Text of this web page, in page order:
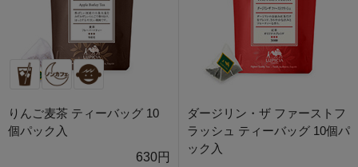
りんご麦茶 ティーバッグ 10
個パック入
630円
ダージリン・ザ ファーストフ
ラッシュ ティーバッグ 10個パ
ック入